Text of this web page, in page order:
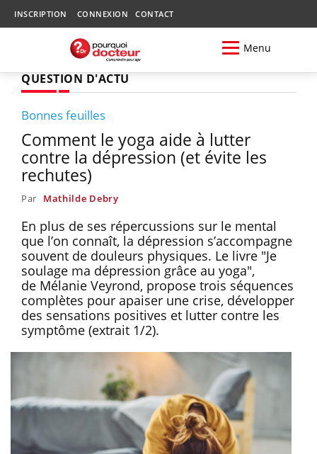
INSCRIPTION CONNEXION CONTACT
Menu
QUESTION D'ACTU
Bonnes feuilles
Comment le yoga aide à lutter
contre la dépression (et évite les
rechutes)
Par Mathilde Debry
En plus de ses répercussions sur le mental
que l’on connaît, la dépression s’accompagne
souvent de douleurs physiques. Le livre "Je
soulage ma dépression grâce au yoga",
de Mélanie Veyrond, propose trois séquences
complètes pour apaiser une crise, développer
des sensations positives et lutter contre les
symptôme (extrait 1/2).